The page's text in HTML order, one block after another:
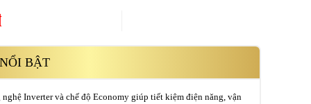
BẬT
Inverter và chế độ Economy giúp tiết kiệm điện năng, vận